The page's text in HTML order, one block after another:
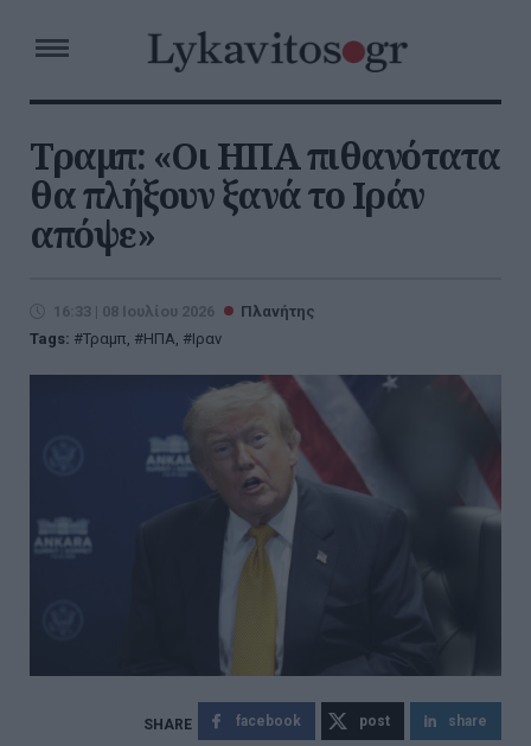
Τραμπ: «Οι ΗΠΑ πιθανότατα
θα πλήξουν ξανά το Ιράν
απόψε»
16:33 | 08 Ιουλίου 2026
Πλανήτης
Tags:
Τραμπ, ΗΠΑ, Ιραν
facebook post share